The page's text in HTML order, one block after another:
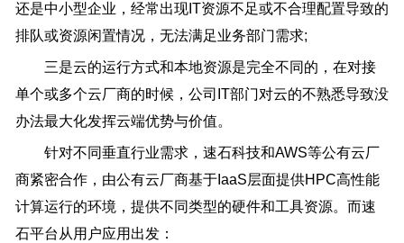
还是中小型企业，经常出现IT资源不足或不合理配置导致的
排队或资源闲置情况，无法满足业务部门需求;
三是云的运行方式和本地资源是完全不同的，在对接
单个或多个云厂商的时候，公司IT部门对云的不熟悉导致没
办法最大化发挥云端优势与价值。
针对不同垂直行业需求，速石科技和AWS等公有云厂
商紧密合作，由公有云厂商基于IaaS层面提供HPC高性能
计算运行的环境，提供不同类型的硬件和工具资源。而速
石平台从用户应用出发：